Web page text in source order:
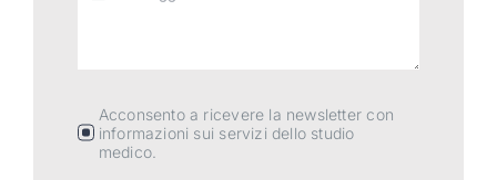
Acconsento a ricevere la newsletter con
informazioni sui servizi dello studio
medico.